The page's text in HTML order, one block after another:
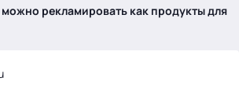
рекламировать как продукты для